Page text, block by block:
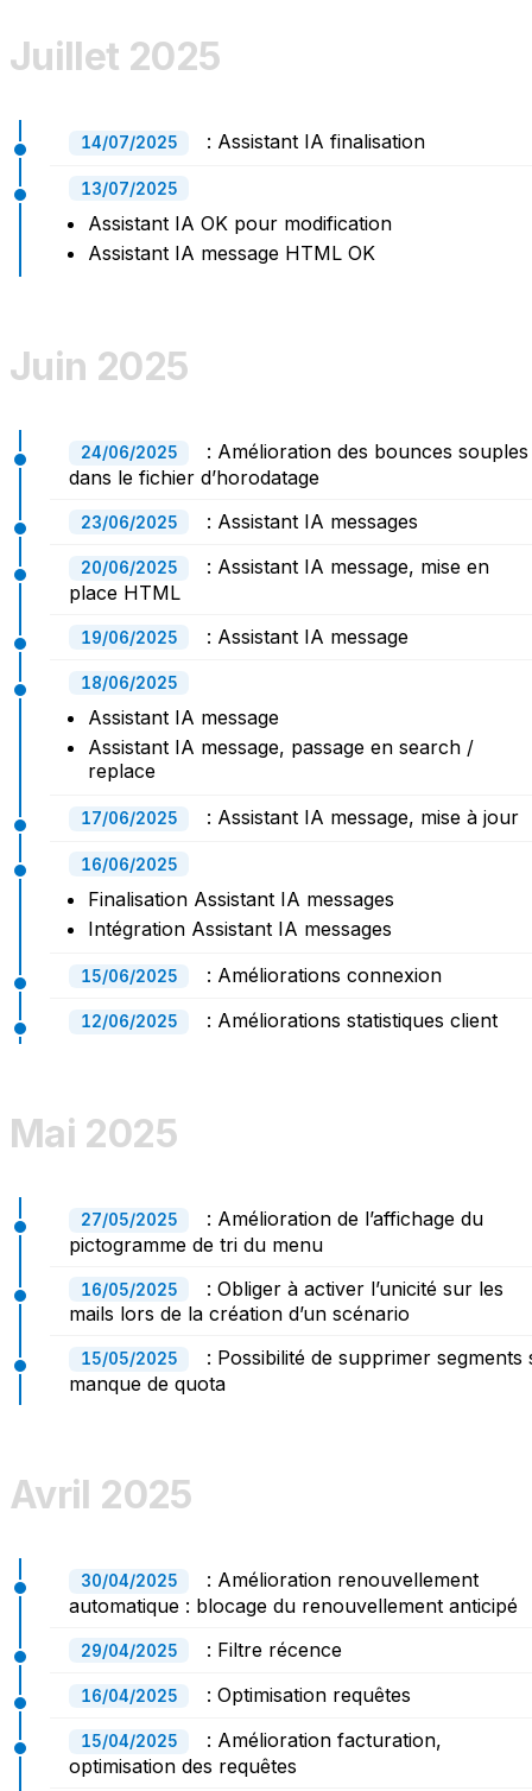
Juillet 2025
14/07/2025 : Assistant IA finalisation
13/07/2025
Assistant IA OK pour modification
Assistant IA message HTML OK
Juin 2025
24/06/2025
: Amélioration des bounces souples
dans le fichier d’horodatage
23/06/2025 : Assistant IA messages
20/06/2025
: Assistant IA message, mise en
place HTML
19/06/2025 : Assistant IA message
18/06/2025
Assistant IA message
Assistant IA message, passage en search /
replace
17/06/2025 : Assistant IA message, mise à jour
16/06/2025
Finalisation Assistant IA messages
Intégration Assistant IA messages
15/06/2025 : Améliorations connexion
12/06/2025 : Améliorations statistiques client
Mai 2025
27/05/2025
: Amélioration de l’affichage du
pictogramme de tri du menu
16/05/2025
: Obliger à activer l’unicité sur les
mails lors de la création d’un scénario
15/05/2025
: Possibilité de supprimer segments
manque de quota
Avril 2025
30/04/2025
: Amélioration renouvellement
automatique : blocage du renouvellement anticipé
29/04/2025 : Filtre récence
16/04/2025 : Optimisation requêtes
15/04/2025
: Amélioration facturation,
optimisation des requêtes